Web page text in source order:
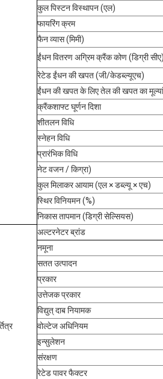
कुल पिस्टन विस्थापन (एल)
फायरिंग क्रम
फैन व्यास (मिमी)
ईंधन वितरण अग्रिम क्रैंक कोण (डिग्री सीए)
रेटेड ईंधन की खपत (जी/केडब्ल्यूएच)
ईंधन की खपत के लिए तेल की खपत का
क्रैंकशाफ्ट घूर्णन दिशा
शीतलन विधि
स्नेहन विधि
प्रारंभिक विधि
नेट वजन / किग्रा)
कुल मिलाकर आयाम (एल × डब्ल्यू × एच)
स्थिर विनियमन (%)
निकास तापमान (डिग्री सेल्सियस)
अल्टरनेटर ब्रांड
नमूना
सतत उत्पादन
प्रकार
उत्तेजक प्रकार
विद्युत् दाब नियामक
वोल्टेज अधिनियम
इन्सुलेशन
संरक्षण
रेटेड पावर फैक्टर